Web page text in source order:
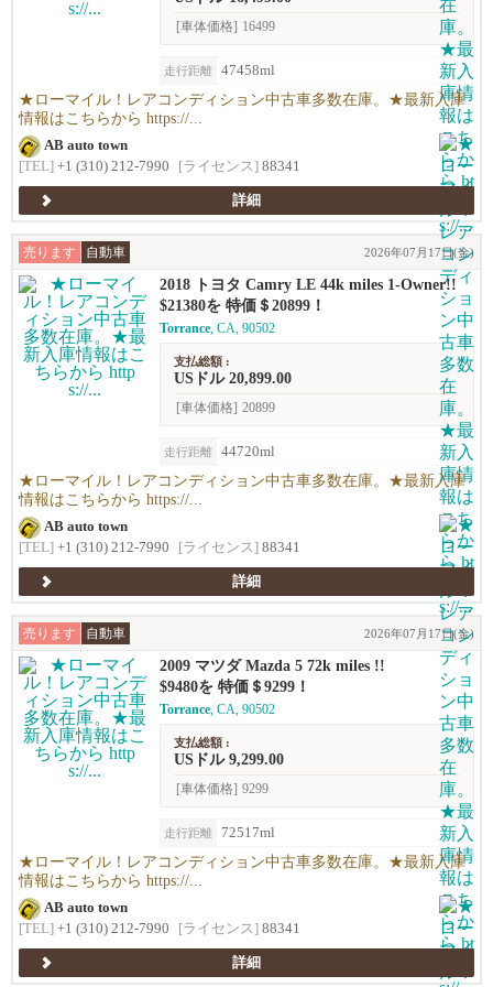
[車体価格] 16499
走行距離 47458ml
★ローマイル！レアコンディション中古車多数在庫。★最新入庫
情報はこちらから https://...
AB auto town
[TEL] +1 (310) 212-7990 [ライセンス] 88341
詳細
売ります 自動車 2026年07月17日(金)
2018 トヨタ Camry LE 44k miles 1-Owner!!
$21380を 特価＄20899！
Torrance, CA, 90502
支払総額 :
USドル 20,899.00
[車体価格] 20899
走行距離 44720ml
★ローマイル！レアコンディション中古車多数在庫。★最新入庫
情報はこちらから https://...
AB auto town
[TEL] +1 (310) 212-7990 [ライセンス] 88341
詳細
売ります 自動車 2026年07月17日(金)
2009 マツダ Mazda 5 72k miles !!
$9480を 特価＄9299！
Torrance, CA, 90502
支払総額 :
USドル 9,299.00
[車体価格] 9299
走行距離 72517ml
★ローマイル！レアコンディション中古車多数在庫。★最新入庫
情報はこちらから https://...
AB auto town
[TEL] +1 (310) 212-7990 [ライセンス] 88341
詳細